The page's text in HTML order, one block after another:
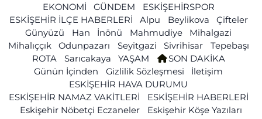
EKONOMİ
GÜNDEM
ESKİŞEHİRSPOR
ESKİŞEHİR İLÇE HABERLERİ
Alpu Beylikova
Çifteler
Günyüzü
Han İnönü Mahmudiye
Mihalgazi
Mihalıççık
Odunpazarı Seyitgazi Sivrihisar
Tepebaşı
ROTA
Sarıcakaya YAŞAM
SON DAKİKA
Günün İçinden
Gizlilik Sözleşmesi
İletişim
ESKİŞEHİR HAVA DURUMU
ESKİŞEHİR NAMAZ VAKİTLERİ
ESKİŞEHİR HABERLERİ
Eskişehir Nöbetçi Eczaneler
Eskişehir Köşe Yazıları